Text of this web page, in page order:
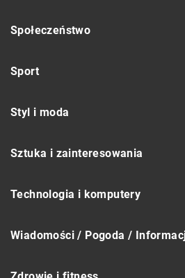
Społeczeństwo
Sport
Styl i moda
Sztuka i zainteresowania
Technologia i komputery
Wiadomości / Pogoda /